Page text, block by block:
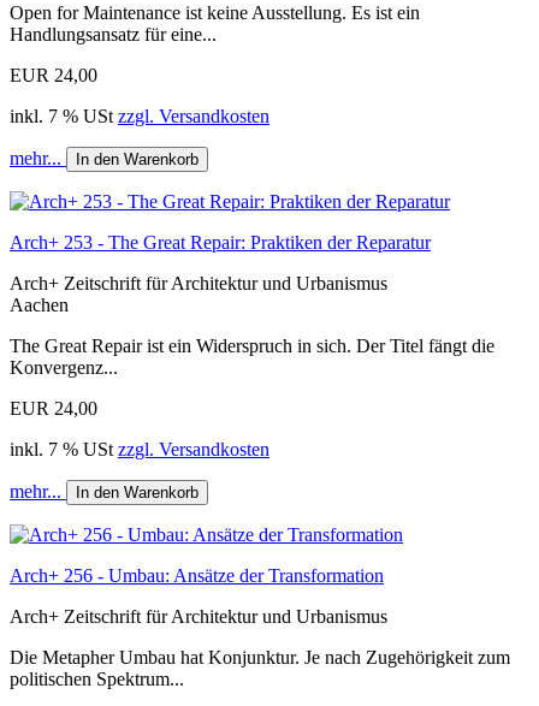
Open for Maintenance ist keine Ausstellung. Es ist ein
Handlungsansatz für eine...
EUR 24,00
inkl. 7 % USt zzgl. Versandkosten
mehr... In den Warenkorb
Arch+ 253 - The Great Repair: Praktiken der Reparatur
Arch+ Zeitschrift für Architektur und Urbanismus
Aachen
The Great Repair ist ein Widerspruch in sich. Der Titel fängt die
Konvergenz...
EUR 24,00
inkl. 7 % USt zzgl. Versandkosten
mehr... In den Warenkorb
Arch+ 256 - Umbau: Ansätze der Transformation
Arch+ Zeitschrift für Architektur und Urbanismus
Die Metapher Umbau hat Konjunktur. Je nach Zugehörigkeit zum
politischen Spektrum...